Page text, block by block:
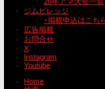
ジムビレッジ
↑掲載申込はこち
広告掲載
お問合せ
X
Instagram
Youtube
Home